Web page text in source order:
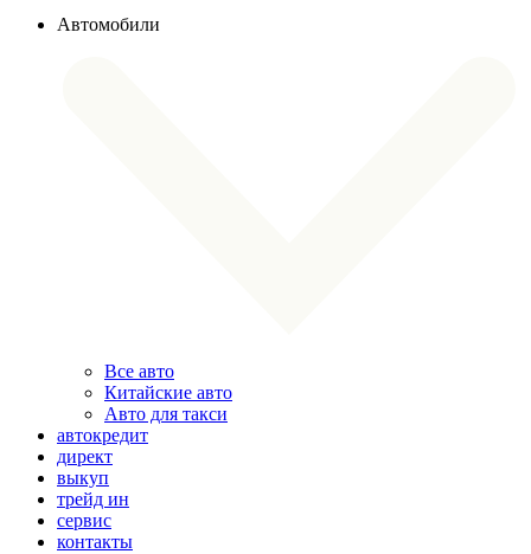
Автомобили
Все авто
Китайские авто
Авто для такси
автокредит
директ
выкуп
трейд ин
сервис
контакты